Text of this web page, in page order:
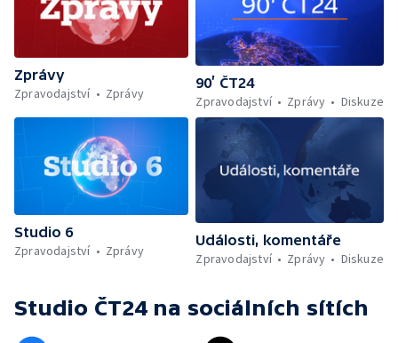
Zprávy
Zpravodajství
Zprávy
90’ ČT24
Zpravodajství
Zprávy Diskuze
Studio 6
Zpravodajství
Zprávy
Události, komentáře
Zpravodajství
Zprávy Diskuze
Studio ČT24 na sociálních sítích